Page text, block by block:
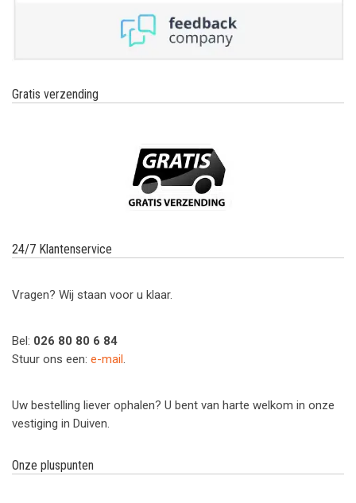
Gratis verzending
24/7 Klantenservice
Vragen? Wij staan voor u klaar.
Bel: 026 80 80 6 84
Stuur ons een: e-mail .
Uw bestelling liever ophalen? U bent van harte welkom in onze
vestiging in Duiven.
Onze pluspunten